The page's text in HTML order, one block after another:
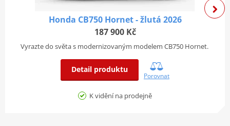
ano
Rozvor
1 760 x 720 x 1 015 mm
120/70-12
Honda CB750 Hornet - žlutá 2026
187 900 Kč
Vyrazte do světa s modernizovaným modelem CB750 Hornet.
Detail produktu
Porovnat
K vidění na prodejně